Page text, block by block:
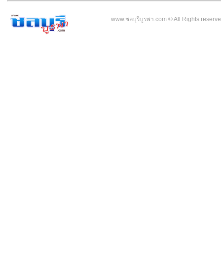
www.ชลบุรีบูรพา.com © All Rights